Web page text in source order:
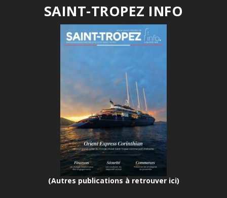
SAINT-TROPEZ INFO
(Autres publications à retrouver ici)